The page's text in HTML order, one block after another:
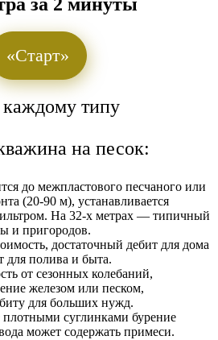
за 2 минуты
«Старт»
типу
на песок:
до межпластового песчаного или
(20-90 м), устанавливается
На 32-х метрах — типичный
и пригородов.
достаточный дебит для дома
для полива и быта.
от сезонных колебаний,
железом или песком,
для больших нужд.
плотными суглинками бурение
может содержать примеси.